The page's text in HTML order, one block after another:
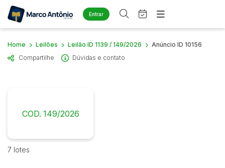
Entrar
Criar conta Entrar
Site
Busca por categoria
Busca por palavra-chave
Home
Home Leilões Leilão ID 1139 / 149/2026
Anúncio ID 10156
Compartilhe
Dúvidas e contato
COD. 149/2026
7 lotes